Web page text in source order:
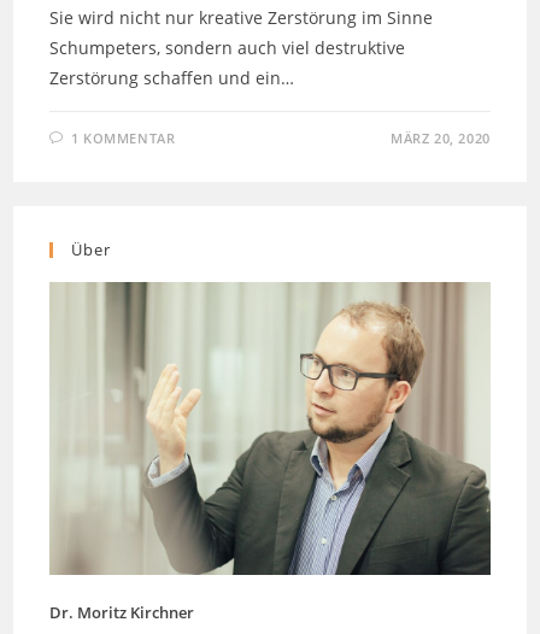
Sie wird nicht nur kreative Zerstörung im Sinne
Schumpeters, sondern auch viel destruktive
Zerstörung schaffen und ein…
1 KOMMENTAR MÄRZ 20, 2020
Über
Dr. Moritz Kirchner